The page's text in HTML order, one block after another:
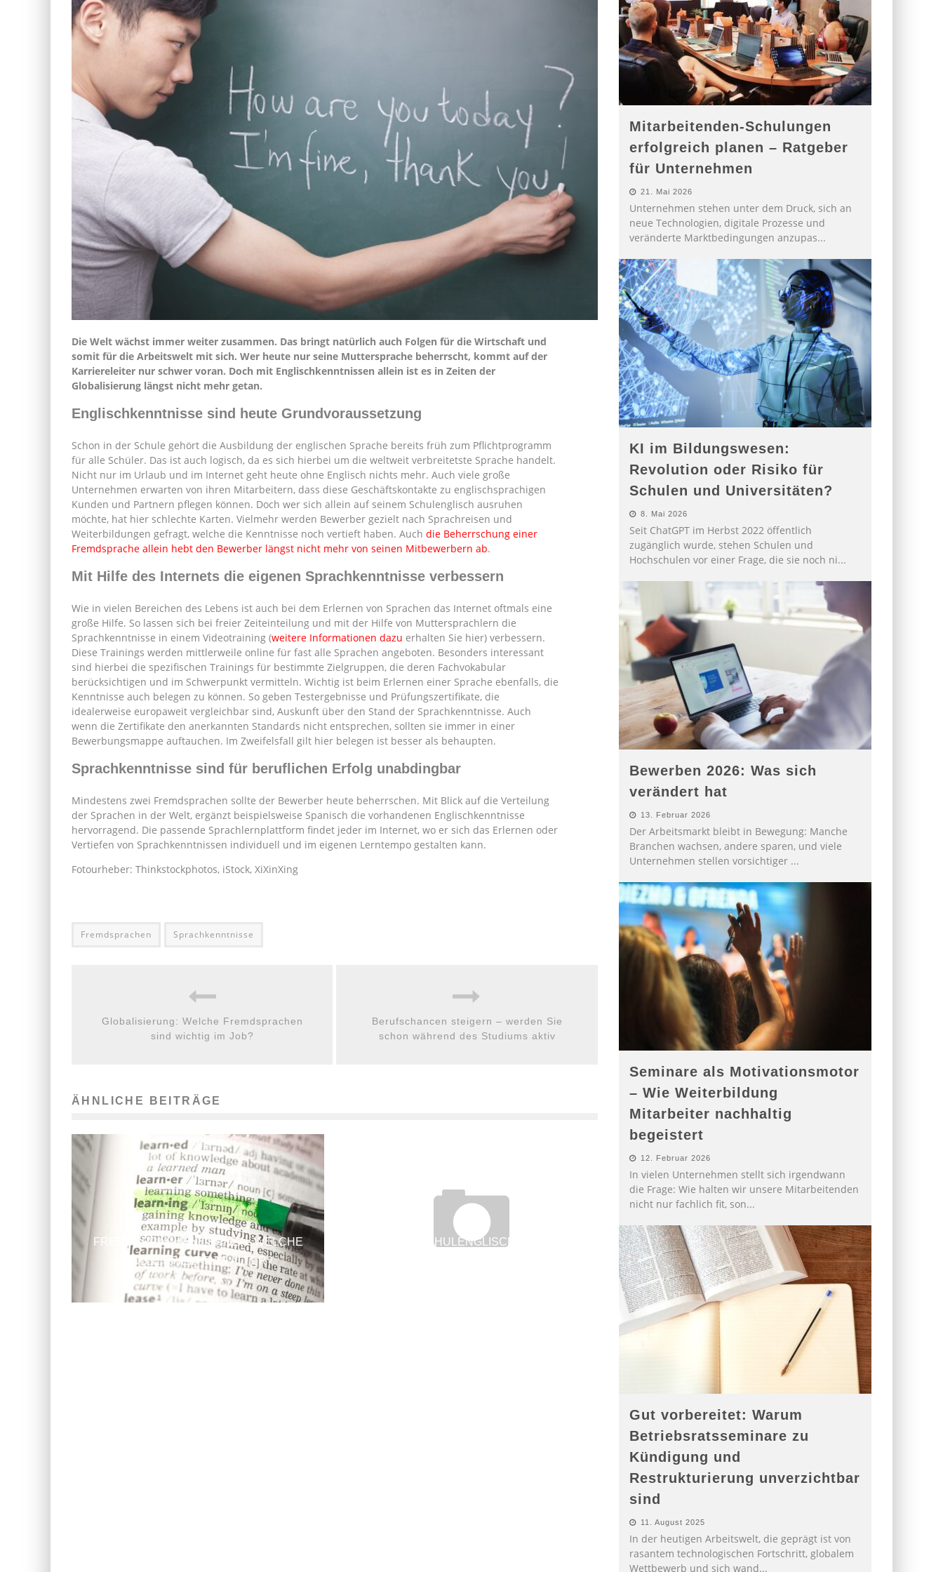
Die Welt wächst immer weiter zusammen. Das bringt natürlich auch Folgen für die Wirtschaft und
somit für die Arbeitswelt mit sich. Wer heute nur seine Muttersprache beherrscht, kommt auf der
Karriereleiter nur schwer voran. Doch mit Englischkenntnissen allein ist es in Zeiten der
Globalisierung längst nicht mehr getan.
Englischkenntnisse sind heute Grundvoraussetzung
Schon in der Schule gehört die Ausbildung der englischen Sprache bereits früh zum Pflichtprogramm
für alle Schüler. Das ist auch logisch, da es sich hierbei um die weltweit verbreitetste Sprache handelt.
Nicht nur im Urlaub und im Internet geht heute ohne Englisch nichts mehr. Auch viele große
Unternehmen erwarten von ihren Mitarbeitern, dass diese Geschäftskontakte zu englischsprachigen
Kunden und Partnern pflegen können. Doch wer sich allein auf seinem Schulenglisch ausruhen
möchte, hat hier schlechte Karten. Vielmehr werden Bewerber gezielt nach Sprachreisen und
Weiterbildungen gefragt, welche die Kenntnisse noch vertieft haben. Auch die Beherrschung einer
Fremdsprache allein hebt den Bewerber längst nicht mehr von seinen Mitbewerbern ab.
Mit Hilfe des Internets die eigenen Sprachkenntnisse verbessern
Wie in vielen Bereichen des Lebens ist auch bei dem Erlernen von Sprachen das Internet oftmals eine
große Hilfe. So lassen sich bei freier Zeiteinteilung und mit der Hilfe von Muttersprachlern die
Sprachkenntnisse in einem Videotraining (weitere Informationen dazu erhalten Sie hier) verbessern.
Diese Trainings werden mittlerweile online für fast alle Sprachen angeboten. Besonders interessant
sind hierbei die spezifischen Trainings für bestimmte Zielgruppen, die deren Fachvokabular
berücksichtigen und im Schwerpunkt vermitteln. Wichtig ist beim Erlernen einer Sprache ebenfalls, die
Kenntnisse auch belegen zu können. So geben Testergebnisse und Prüfungszertifikate, die
idealerweise europaweit vergleichbar sind, Auskunft über den Stand der Sprachkenntnisse. Auch
wenn die Zertifikate den anerkannten Standards nicht entsprechen, sollten sie immer in einer
Bewerbungsmappe auftauchen. Im Zweifelsfall gilt hier belegen ist besser als behaupten.
Sprachkenntnisse sind für beruflichen Erfolg unabdingbar
Mindestens zwei Fremdsprachen sollte der Bewerber heute beherrschen. Mit Blick auf die Verteilung
der Sprachen in der Welt, ergänzt beispielsweise Spanisch die vorhandenen Englischkenntnisse
hervorragend. Die passende Sprachlernplattform findet jeder im Internet, wo er sich das Erlernen oder
Vertiefen von Sprachkenntnissen individuell und im eigenen Lerntempo gestalten kann.
Fotourheber: Thinkstockphotos, iStock, XiXinXing
Fremdsprachen Sprachkenntnisse
Globalisierung: Welche Fremdsprachen
sind wichtig im Job?
Berufschancen steigern – werden Sie
schon während des Studiums aktiv
ÄHNLICHE BEITRÄGE
FREMDSPRACHEN LERNEN: WELCHE
ROLLE SPIELT DAS ALTER?
11. März 2014
WENN DAS SCHULENGLISCH NICHT MEHR
Mitarbeitenden-Schulungen
erfolgreich planen – Ratgeber
für Unternehmen
21. Mai 2026
Unternehmen stehen unter dem Druck, sich an
neue Technologien, digitale Prozesse und
veränderte Marktbedingungen anzupas...
KI im Bildungswesen:
Revolution oder Risiko für
Schulen und Universitäten?
8. Mai 2026
Seit ChatGPT im Herbst 2022 öffentlich
zugänglich wurde, stehen Schulen und
Hochschulen vor einer Frage, die sie noch ni...
Bewerben 2026: Was sich
verändert hat
13. Februar 2026
Der Arbeitsmarkt bleibt in Bewegung: Manche
Branchen wachsen, andere sparen, und viele
Unternehmen stellen vorsichtiger ...
Seminare als Motivationsmotor
– Wie Weiterbildung
Mitarbeiter nachhaltig
begeistert
12. Februar 2026
In vielen Unternehmen stellt sich irgendwann
die Frage: Wie halten wir unsere Mitarbeitenden
nicht nur fachlich fit, son...
Gut vorbereitet: Warum
Betriebsratsseminare zu
Kündigung und
Restrukturierung unverzichtbar
sind
11. August 2025
In der heutigen Arbeitswelt, die geprägt ist von
rasantem technologischen Fortschritt, globalem
Wettbewerb und sich wand...